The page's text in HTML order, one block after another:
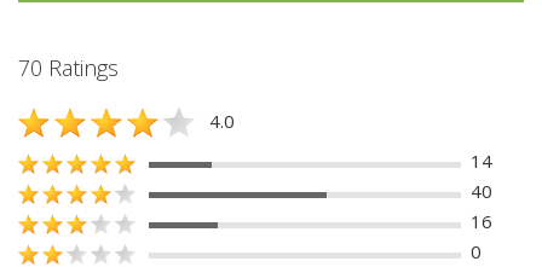
70 Ratings
4.0
14
40
16
0